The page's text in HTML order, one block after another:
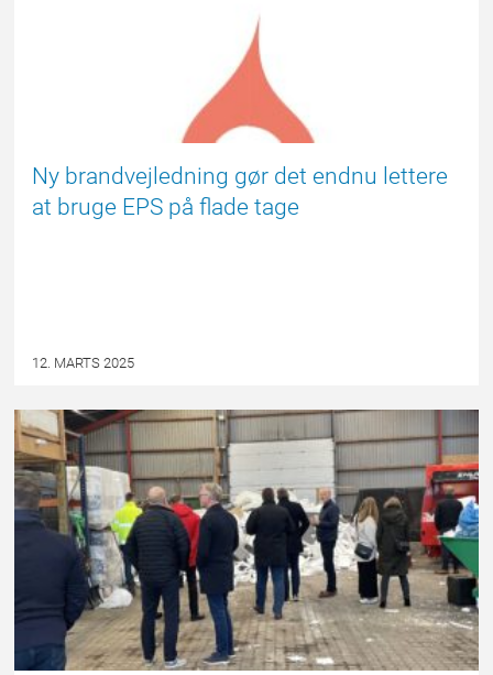
Ny brandvejledning gør det endnu lettere
at bruge EPS på flade tage
12. MARTS 2025